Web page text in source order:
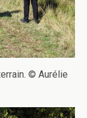
© Aurélie